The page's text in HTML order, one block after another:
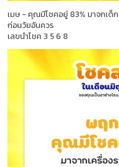
เมษ - คุณมีโชคอยู่ 83% มาจกเ
ก่อนวัยอันควร
เลขนำโชค 3 5 6 8